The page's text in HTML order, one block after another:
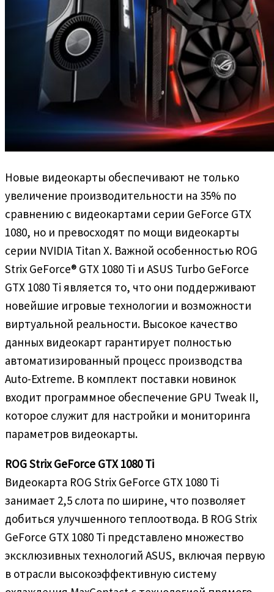
Новые видеокарты обеспечивают не только
увеличение производительности на 35% по
сравнению с видеокартами серии GeForce GTX
1080, но и превосходят по мощи видеокарты
серии NVIDIA Titan X. Важной особенностью ROG
Strix GeForce® GTX 1080 Ti и ASUS Turbo GeForce
GTX 1080 Ti является то, что они поддерживают
новейшие игровые технологии и возможности
виртуальной реальности. Высокое качество
данных видеокарт гарантирует полностью
автоматизированный процесс производства
Auto-Extreme. В комплект поставки новинок
входит программное обеспечение GPU Tweak II,
которое служит для настройки и мониторинга
параметров видеокарты.
ROG Strix GeForce GTX 1080 Ti
Видеокарта ROG Strix GeForce GTX 1080 Ti
занимает 2,5 слота по ширине, что позволяет
добиться улучшенного теплоотвода. В ROG Strix
GeForce GTX 1080 Ti представлено множество
эксклюзивных технологий ASUS, включая первую
в отрасли высокоэффективную систему